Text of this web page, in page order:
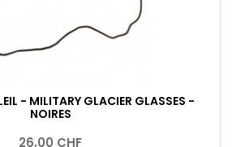
- MILITARY GLACIER GLASSES -
NOIRES
26,00 CHF